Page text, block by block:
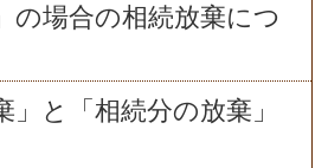
の場合の相続放棄につ
」と「相続分の放棄」